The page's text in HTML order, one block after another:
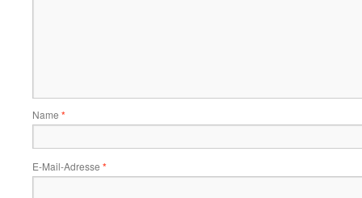
Name *
E-Mail-Adresse *